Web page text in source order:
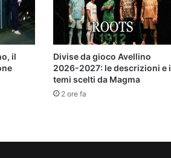
il
Divise da gioco Avellino
2026-2027: le descrizioni e i
temi scelti da Magma
2 ore fa